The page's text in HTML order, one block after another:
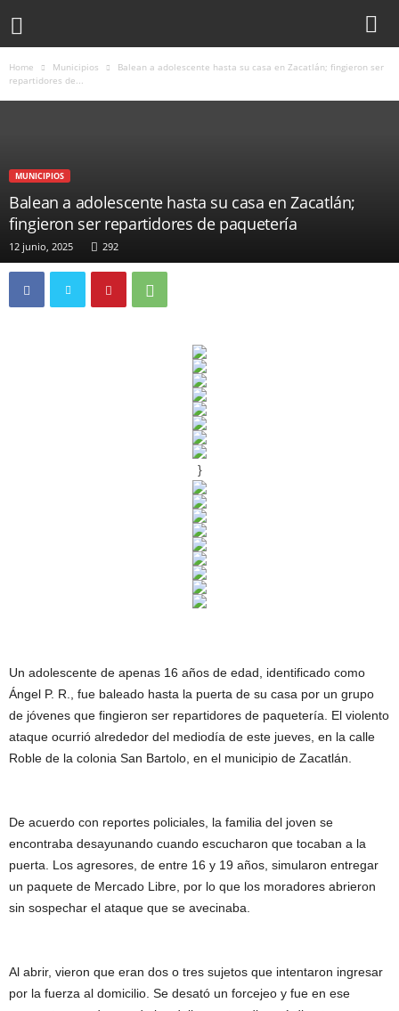
Home Municipios
Balean a adolescente hasta su casa en Zacatlán; fingieron ser
repartidores de...
MUNICIPIOS
Balean a adolescente hasta su casa en Zacatlán;
fingieron ser repartidores de paquetería
12 junio, 2025 292
}
Un adolescente de apenas 16 años de edad, identificado como
Ángel P. R., fue baleado hasta la puerta de su casa por un grupo
de jóvenes que fingieron ser repartidores de paquetería. El violento
ataque ocurrió alrededor del mediodía de este jueves, en la calle
Roble de la colonia San Bartolo, en el municipio de Zacatlán.
De acuerdo con reportes policiales, la familia del joven se
encontraba desayunando cuando escucharon que tocaban a la
puerta. Los agresores, de entre 16 y 19 años, simularon entregar
un paquete de Mercado Libre, por lo que los moradores abrieron
sin sospechar el ataque que se avecinaba.
Al abrir, vieron que eran dos o tres sujetos que intentaron ingresar
por la fuerza al domicilio. Se desató un forcejeo y fue en ese